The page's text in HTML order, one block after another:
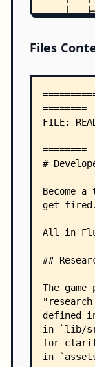
│
│   │
│   │
│   │
│   │
│   │
│   │
│   │
│   │
│   │
│
│
│
│   │
│
│
│
│
│
Files